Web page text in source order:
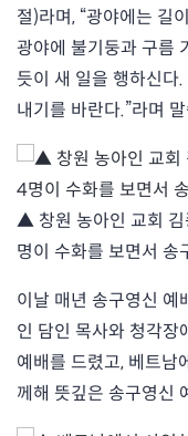
절)라며, “광야에는 길
광야에 불기둥과 구름
듯이 새 일을 행하신다
내기를 바란다.”라며
▲ 창원 농아인 교회 김
명이 수화를 보면서 송
이날 매년 송구영신 예
인 담인 목사와 청각장
예배를 드렸고, 베트남
께해 뜻깊은 송구영신